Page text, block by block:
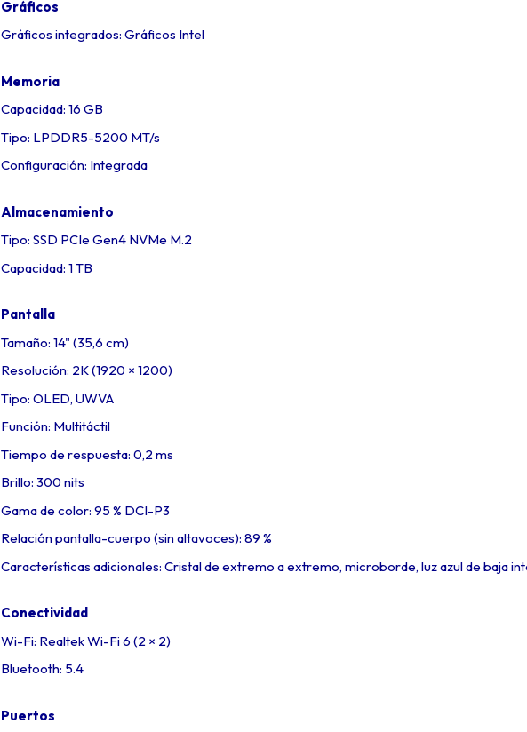
Gráficos
Gráficos integrados: Gráficos Intel
Memoria
Capacidad: 16 GB
Tipo: LPDDR5-5200 MT/s
Configuración: Integrada
Almacenamiento
Tipo: SSD PCIe Gen4 NVMe M.2
Capacidad: 1 TB
Pantalla
Tamaño: 14" (35,6 cm)
Resolución: 2K (1920 × 1200)
Tipo: OLED, UWVA
Función: Multitáctil
Tiempo de respuesta: 0,2 ms
Brillo: 300 nits
Gama de color: 95 % DCI-P3
Relación pantalla-cuerpo (sin altavoces): 89 %
Características adicionales: Cristal de extremo a extremo, microborde, luz azul de baja
Conectividad
Wi-Fi: Realtek Wi-Fi 6 (2 × 2)
Bluetooth: 5.4
Puertos